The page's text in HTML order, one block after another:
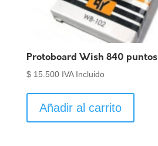
Protoboard Wish 840 puntos
$15.500 IVA Incluido
Añadir al carrito